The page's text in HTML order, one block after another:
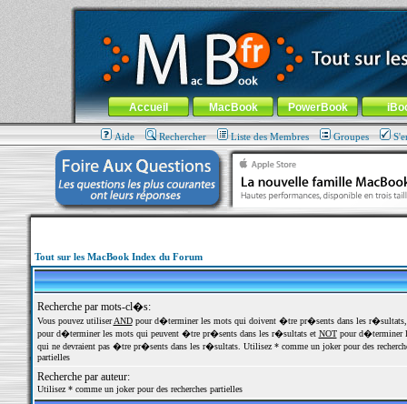
MacBook-fr.com : 100% Apple... 100% nomade !
Aller au contenu-Aller au menu général-Aller au menu de
Menu général
Accueil MacBook PowerBook
Aide Rechercher Liste des Membres Groupes
Tout sur les MacBook Index du Forum
Recherche par mots-cl�s:
Vous pouvez utiliserANDpour d�terminer les mots qui doivent �tre pr�sents dans les
pour d�terminer les mots qui peuvent �tre pr�sents dans les r�sultats et NOTpour d�terminer
qui ne devraient pas �tre pr�sents dans les r�sultats. Utilisez * comme un joker pour des
partielles
Recherche par auteur:
Utilisez * comme un joker pour des recherches partielles